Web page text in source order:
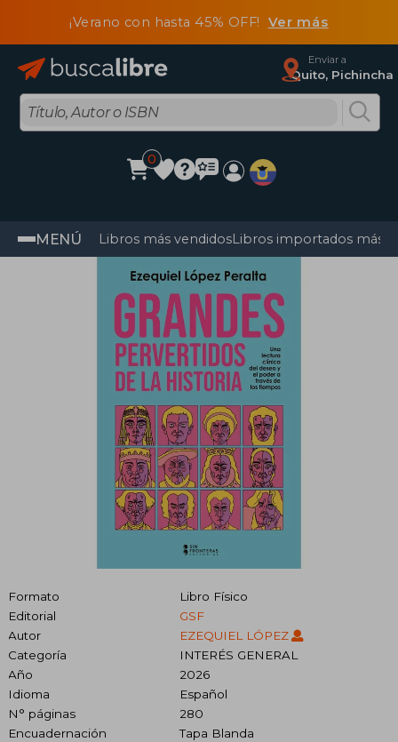
¡Verano con hasta 45% OFF! Ver más
Enviar a
Quito, Pichincha
0
MENÚ Libros más vendidosLibros importados más
Formato
Libro Físico
Editorial
GSF
Autor
EZEQUIEL LÓPEZ
Categoría
INTERÉS GENERAL
Año
2026
Idioma
Español
N° páginas
280
Encuadernación
Tapa Blanda